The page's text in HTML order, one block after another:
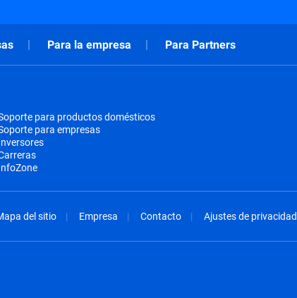
Para la empresa Para Partners
para productos domésticos
para empresas
del sitio Empresa Contacto Ajustes de privacidad